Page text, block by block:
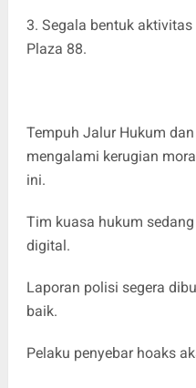
3. Segala bentuk
Plaza 88.
Tempuh Jalur Hukum
mengalami kerugian
ini.
Tim kuasa hukum
digital.
Laporan polisi segera
baik.
Pelaku penyebar hoaks